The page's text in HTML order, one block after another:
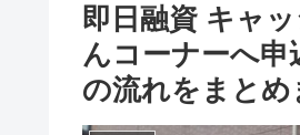
即日融資 キャ
んコーナーへ
の流れをまとめ